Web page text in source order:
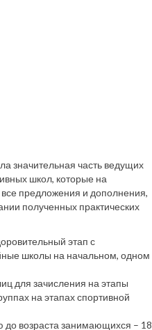
значительная часть ведущих
школ, которые на
все предложения и дополнения,
полученных практических
этап с
школы на начальном, одном
для зачисления на этапы
на этапах спортивной
до возраста занимающихся – 18